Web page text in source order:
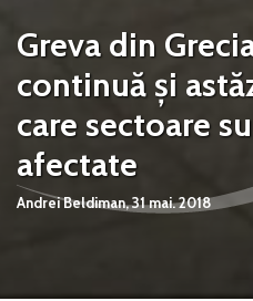
Greva din
continuă și
care sectoare
afectate
Andrei Beldiman,31 mai. 2018